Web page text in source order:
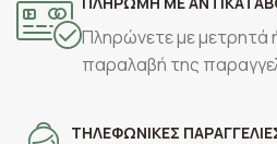
Πληρώνετε με μετρητά
παραλαβή της
ΤΗΛΕΦΩΝΙΚΕΣ